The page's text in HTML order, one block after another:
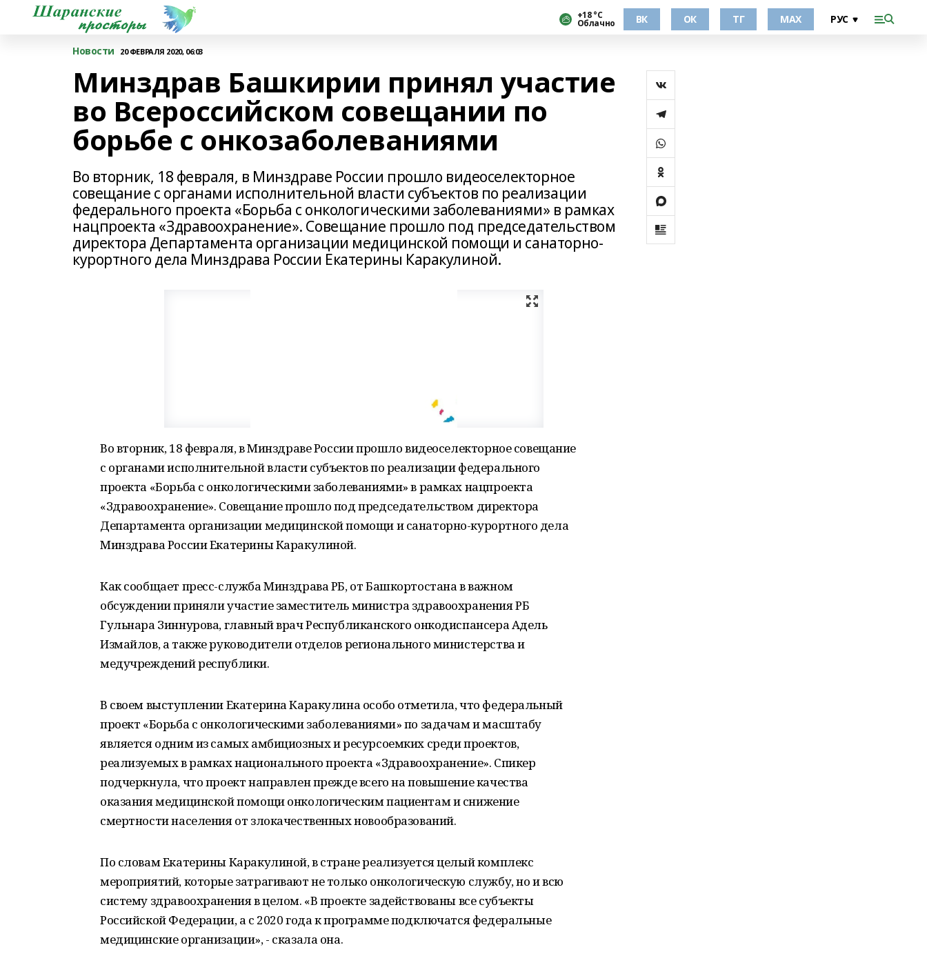
+18 °С
Облачно ВК ОК ТГ МАХ
Новости 20 ФЕВРАЛЯ 2020, 06:03
Минздрав Башкирии принял участие
во Всероссийском совещании по
борьбе с онкозаболеваниями
Во вторник, 18 февраля, в Минздраве России прошло видеоселекторное
совещание с органами исполнительной власти субъектов по реализации
федерального проекта «Борьба с онкологическими заболеваниями» в рамках
нацпроекта «Здравоохранение». Совещание прошло под председательством
директора Департамента организации медицинской помощи и санаторно-
курортного дела Минздрава России Екатерины Каракулиной.
Во вторник, 18 февраля, в Минздраве России прошло видеоселекторное совещание
с органами исполнительной власти субъектов по реализации федерального
проекта «Борьба с онкологическими заболеваниями» в рамках нацпроекта
«Здравоохранение». Совещание прошло под председательством директора
Департамента организации медицинской помощи и санаторно-курортного дела
Минздрава России Екатерины Каракулиной.
Как сообщает пресс-служба Минздрава РБ, от Башкортостана в важном
обсуждении приняли участие заместитель министра здравоохранения РБ
Гульнара Зиннурова, главный врач Республиканского онкодиспансера Адель
Измайлов, а также руководители отделов регионального министерства и
медучреждений республики.
В своем выступлении Екатерина Каракулина особо отметила, что федеральный
проект «Борьба с онкологическими заболеваниями» по задачам и масштабу
является одним из самых амбициозных и ресурсоемких среди проектов,
реализуемых в рамках национального проекта «Здравоохранение». Спикер
подчеркнула, что проект направлен прежде всего на повышение качества
оказания медицинской помощи онкологическим пациентам и снижение
смертности населения от злокачественных новообразований.
По словам Екатерины Каракулиной, в стране реализуется целый комплекс
мероприятий, которые затрагивают не только онкологическую службу, но и всю
систему здравоохранения в целом. «В проекте задействованы все субъекты
Российской Федерации, а с 2020 года к программе подключатся федеральные
медицинские организации», - сказала она.